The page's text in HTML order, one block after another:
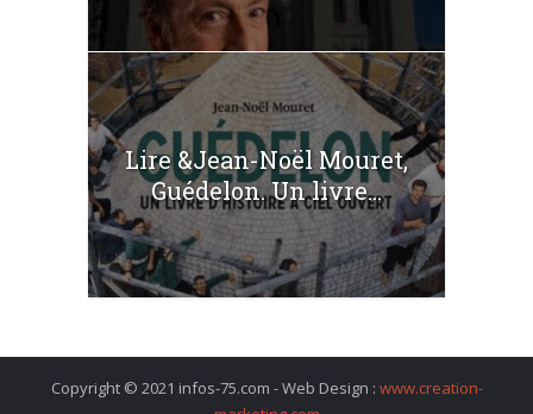
Lire &Jean-Noël Mouret,
Guédelon. Un livre...
Copyright © 2021 infos-75.com - Web Design : www.creation-